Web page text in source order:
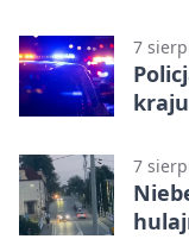
7
kraju
7